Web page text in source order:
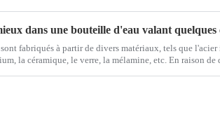
fabriqués à partir de divers matériaux, tels que
la céramique, le verre, la mélamine, etc. En raison de